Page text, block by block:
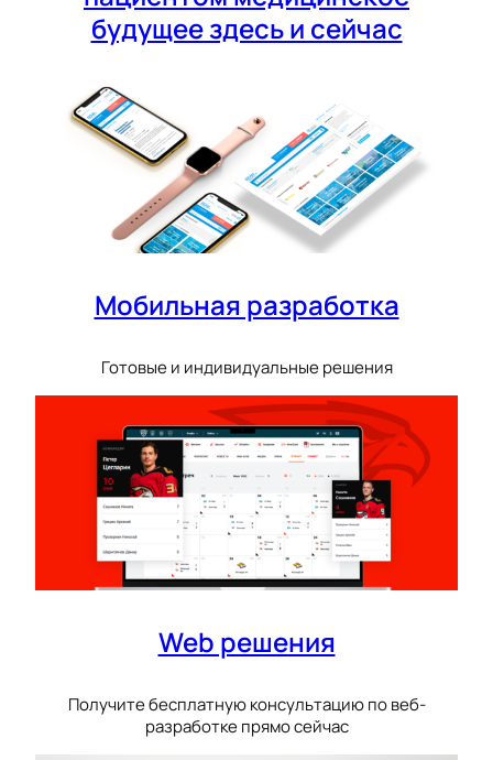
будущее здесь и сейчас
Мобильная разработка
Готовые и индивидуальные решения
Web решения
Получите бесплатную консультацию по веб-
разработке прямо сейчас